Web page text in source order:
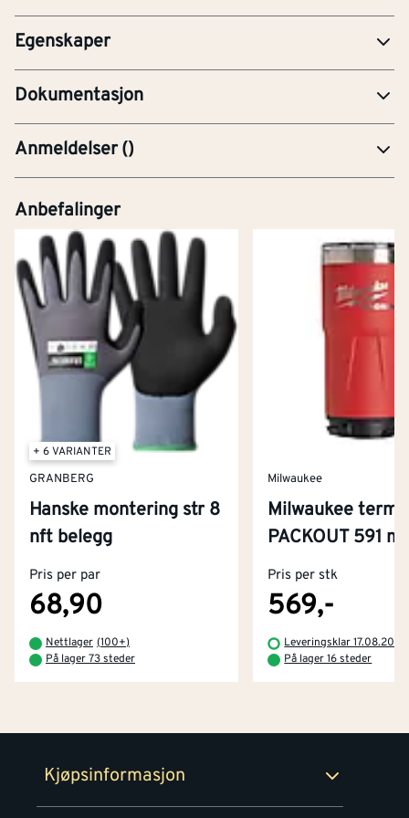
Egenskaper
Dokumentasjon
FDV-Forvaltning, drift og vedlikehold
Anmeldelser()
Anbefalinger
+ 6 VARIANTER
GRANBERG
Hanske montering str 8
nft belegg
Pris per par
68,90
Nettlager (100+)
På lager 73 steder
Milwaukee
Milwaukee
PACKOUT 591 ml
Pris per stk
569,-
Leveringsklar 17.08.2026
På lager 16 steder
Kjøpsinformasjon
Kjøpsbetingelser
Retur- og angrerettsskjema
Kontakt oss
Tjenester
Montér Klubb
Om Montér
Byggevarehus og åpningstider
Prismatch
Personvern